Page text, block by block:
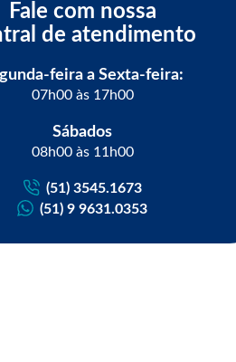
Fale com nossa
de atendimento
feira a Sexta-feira:
07h00 às 17h00
Sábados
08h00 às 11h00
(51) 3545.1673
(51) 9 9631.0353